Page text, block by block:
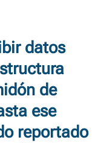
datos
de
ese
reportado